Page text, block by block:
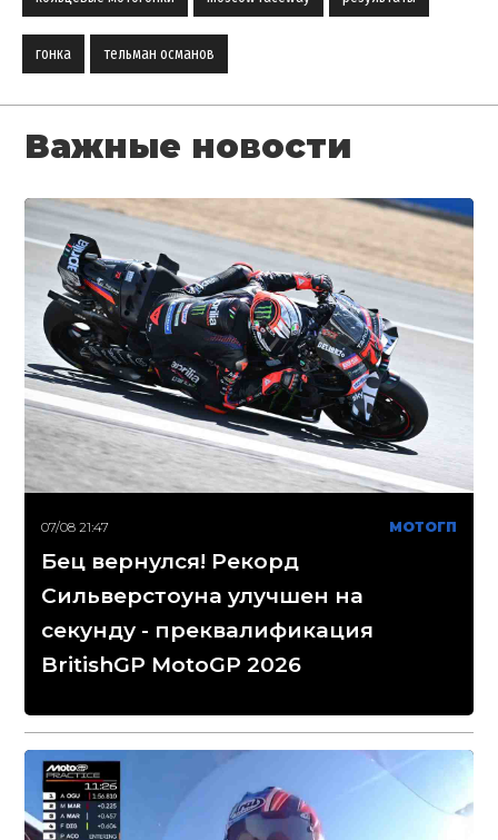
гонка тельман османов
Важные новости
07/08 21:47 МОТОГП
Бец вернулся! Рекорд
Сильверстоуна улучшен на
секунду - преквалификация
BritishGP MotoGP 2026